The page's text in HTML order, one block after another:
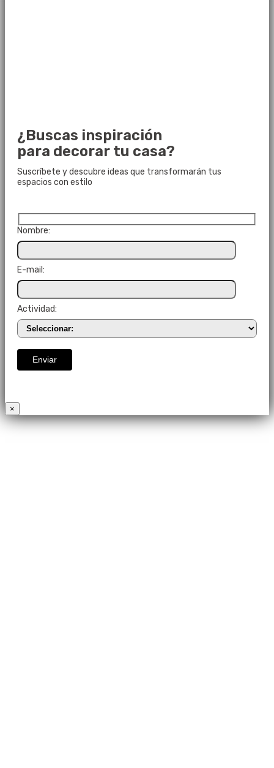
¿Buscas inspiración
para decorar tu casa?
Suscríbete y descubre ideas que transformarán tus
espacios con estilo
Nombre:
E-mail:
Actividad:
×